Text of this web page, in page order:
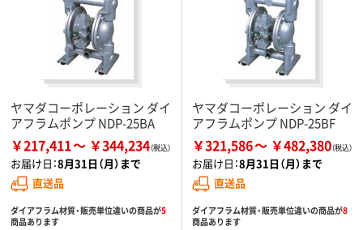
ヤマダコーポレーション ダイ
アフラムポンプ NDP-25BA
￥217,411 ￥344,234
お届け日：8月31日（月）まで
直送品
ダイアフラム材質・販売単位違いの商品が5
商品あります
ヤマダコーポレーション ダイ
アフラムポンプ NDP-25BF
￥321,586 ￥482,380
お届け日：8月31日（月）まで
直送品
ダイアフラム材質・販売単位違いの商品が8
商品あります